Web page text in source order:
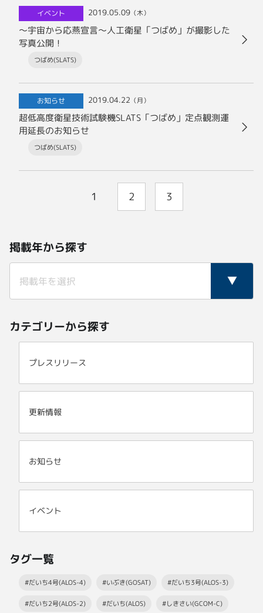
イベント 2019.05.09 （木）
～宇宙から応燕宣言～人工衛星「つばめ」が撮影した
写真公開！
つばめ(SLATS)
お知らせ 2019.04.22 （月）
超低高度衛星技術試験機SLATS「つばめ」定点観測運
用延長のお知らせ
つばめ(SLATS)
1 2 3
掲載年から探す
カテゴリーから探す
プレスリリース
更新情報
お知らせ
イベント
タグ一覧
#だいち4号(ALOS-4) #いぶき(GOSAT) #だいち3号(ALOS-3)
#だいち2号(ALOS-2) #だいち(ALOS) #しきさい(GCOM-C)